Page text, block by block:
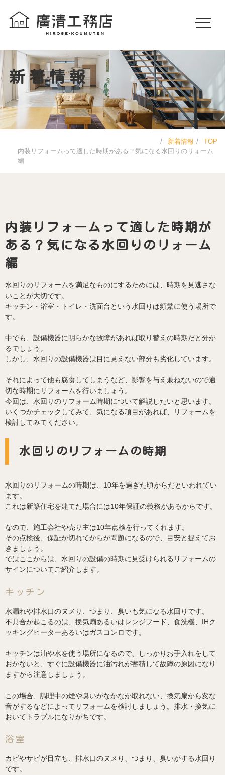
新着情報
TOP
新着情報
内装リフォームって適した時期がある？気になる水回りのリォーム
編
内装リフォームって適した時期が
ある？気になる水回りのリォーム
編
水回りのリフォームを満足なものにするためには、時期を見逃さな
いことが大切です。
キッチン・浴室・トイレ・洗面台という水回りは頻繁に使う場所で
す。
中でも、設備機器に明らかな故障があれば取り替えの時期だと分か
るでしょう。
しかし、水回りの設備機器は目に見えない部分も劣化しています。
それによって他も腐食してしまうなど、影響を与え兼ねないので適
切な時期にリフォームを行いましょう。
今回は、水回りのリフォーム時期について解説したいと思います。
いくつかチェックしてみて、気になる項目があれば、リフォームを
検討してみてください。
水回りのリフォームの時期
水回りのリフォームの時期は、10年を過ぎた頃からだといわれてい
ます。
これは新築住宅を建てた場合には10年保証の義務があるからです。
なので、施工会社や売り主は10年点検を行ってくれます。
その点検後、保証が切れてからが問題になるので、目安と捉えてお
きましょう。
ではここからは、水回りの設備の時期に見受けられるリフォームの
サインについてご紹介します。
キッチン
水漏れや排水口のヌメり、つまり、臭いも気になる水回りです。
不具合が起こるのは、換気扇あるいはレンジフード、食洗機、IHク
ッキングヒーターあるいはガスコンロです。
キッチンは油や水を使う場所になるので、しっかりお手入れをして
おかないと、すぐに設備機器に油汚れが蓄積して故障の原因になり
ますから注意しましょう。
この場合、調理中の煙や臭いがなかなか取れない、換気扇から変な
音がするなどによってリフォームを検討しましょう。排水・換気に
おいてトラブルになりがちです。
浴室
カビやサビが目立ち、排水口のヌメり、つまり、臭いがする水回り
です。